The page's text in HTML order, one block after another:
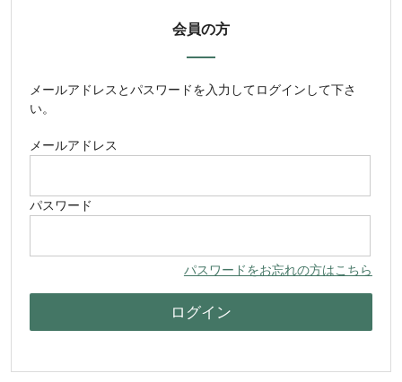
会員の方
メールアドレス とパスワードを入力してログインして下さ
い。
メールアドレス
パスワード
パスワードをお忘れの方はこちら